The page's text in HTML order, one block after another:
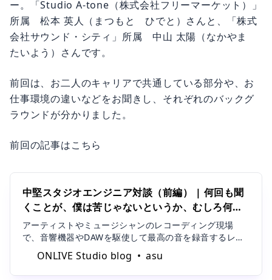
ー。「Studio A-tone（株式会社フリーマーケット）」
所属 松本 英人（まつもと ひでと）さんと、「株式
会社サウンド・シティ」所属 中山 太陽（なかやま
たいよう）さんです。
前回は、お二人のキャリアで共通している部分や、お
仕事環境の違いなどをお聞きし、それぞれのバックグ
ラウンドが分かりました。
前回の記事はこちら
中堅スタジオエンジニア対談（前編） | 何回も聞
くことが、僕は苦じゃないというか、むしろ何回
も聞きたいと思える人だったんです。 | ONLIVE
Studio
アーティストやミュージシャンのレコーディング現場
で、音響機器やDAWを駆使して最高の音を録音するレコ
ーディングエンジニア。音楽がまさに生み出されていく
現場に関わることは非常に刺激的であり、大きなやりが
いのある仕事だといえるでしょう。 そんなレコーディン
ONLIVE Studio blog asu